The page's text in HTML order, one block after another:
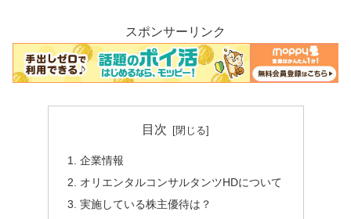
スポンサーリンク
目次
企業情報
オリエンタルコンサルタンツHDについて
実施している株主優待は？